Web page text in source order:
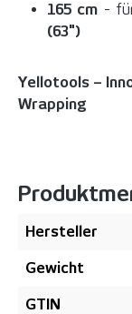
165 cm -
(63")
Yellotools –
Wrapping
Hersteller
Gewicht
GTIN